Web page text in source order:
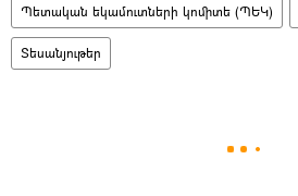
Պետական եկամուտների կոմիտե (ՊԵԿ)
Տեսանյութեր